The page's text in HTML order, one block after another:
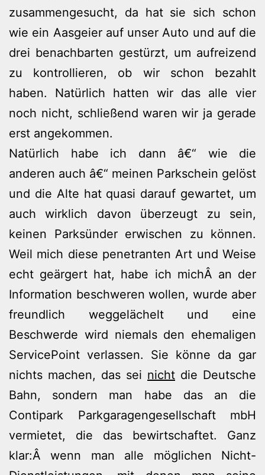
zusammengesucht, da hat sie sich schon
wie ein Aasgeier auf unser Auto und auf die
drei benachbarten gestürzt, um aufreizend
zu kontrollieren, ob wir schon bezahlt
haben. Natürlich hatten wir das alle vier
noch nicht, schließend waren wir ja gerade
erst angekommen.
Natürlich habe ich dann â€“ wie die
anderen auch â€“ meinen Parkschein gelöst
und die Alte hat quasi darauf gewartet, um
auch wirklich davon überzeugt zu sein,
keinen Parksünder erwischen zu können.
Weil mich diese penetranten Art und Weise
echt geärgert hat, habe ich michÂ an der
Information beschweren wollen, wurde aber
freundlich weggelächelt und eine
Beschwerde wird niemals den ehemaligen
ServicePoint verlassen. Sie könne da gar
nichts machen, das sei nicht die Deutsche
Bahn, sondern man habe das an die
Contipark Parkgaragengesellschaft mbH
vermietet, die das bewirtschaftet. Ganz
klar:Â wenn man alle möglichen Nicht-